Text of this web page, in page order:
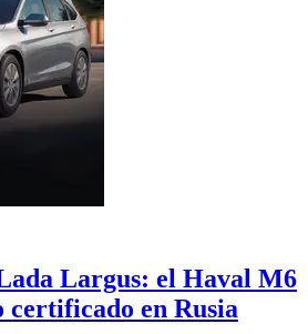
Largus: el Haval M6
certificado en Rusia